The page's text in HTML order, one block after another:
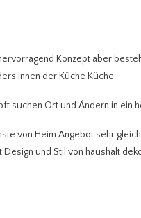
Konzept aber
innen der Küche Küche.
suchen Ort und Ändern in ein
von Heim Angebot sehr
und Stil von haushalt